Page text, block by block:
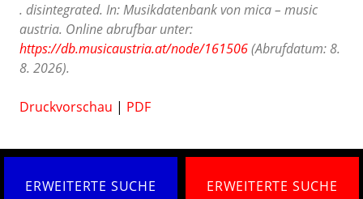
. disintegrated. In: Musikdatenbank von mica – music
austria. Online abrufbar unter:
https://db.musicaustria.at/node/161506(Abrufdatum: 8.
8. 2026).
Druckvorschau | PDF
ERWEITERTE SUCHE ERWEITERTE SUCHE